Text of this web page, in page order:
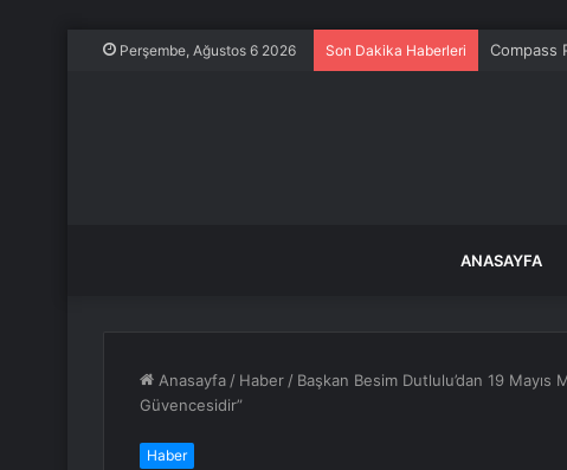
Perşembe, Ağustos 6 2026 Son Dakika Haberleri Compass
ANASAYFA
Anasayfa / Haber / Başkan Besim Dutlulu’dan 19 Mayıs
Güvencesidir”
Haber